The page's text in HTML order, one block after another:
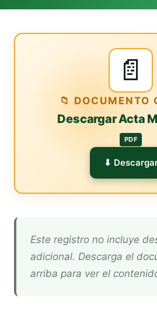
📄
📁 DOCUMENTO
Descargar Acta
PDF
⬇
Este registro no incluye descripción
adicional. Descarga el
arriba para ver el